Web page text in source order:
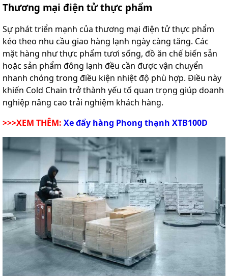
Thương mại điện tử thực phẩm
Sự phát triển mạnh của thương mại điện tử thực phẩm
kéo theo nhu cầu giao hàng lạnh ngày càng tăng. Các
mặt hàng như thực phẩm tươi sống, đồ ăn chế biến sẵn
hoặc sản phẩm đông lạnh đều cần được vận chuyển
nhanh chóng trong điều kiện nhiệt độ phù hợp. Điều này
khiến Cold Chain trở thành yếu tố quan trọng giúp doanh
nghiệp nâng cao trải nghiệm khách hàng.
>>>XEM THÊM: Xe đẩy hàng Phong thạnh XTB100D